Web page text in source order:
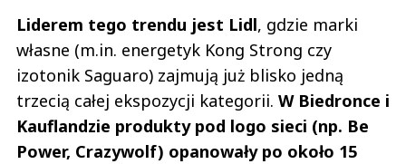
Liderem tego trendu jest Lidl, gdzie marki
własne (m.in. energetyk Kong Strong czy
izotonik Saguaro) zajmują już blisko jedną
trzecią całej ekspozycji kategorii. W Biedronce i
Kauflandzie produkty pod logo sieci (np. Be
Power, Crazywolf) opanowały po około 15